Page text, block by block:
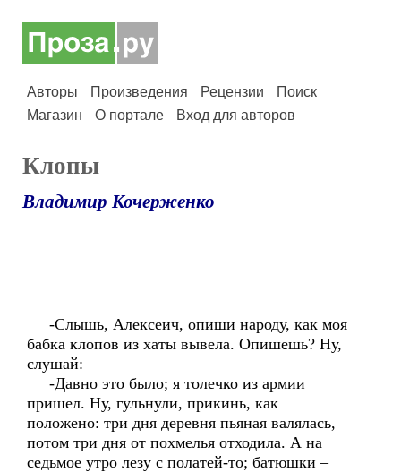
Авторы Произведения Рецензии
Поиск
Магазин
О портале Вход для авторов
Клопы
Владимир Кочерженко
-Слышь, Алексеич, опиши народу, как моя
бабка клопов из хаты вывела. Опишешь? Ну,
слушай:
-Давно это было; я толечко из армии
пришел. Ну, гульнули, прикинь, как
положено: три дня деревня пьяная валялась,
потом три дня от похмелья отходила. А на
седьмое утро лезу с полатей-то; батюшки –